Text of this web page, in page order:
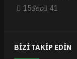
15Sep 41
BIZI TAKIP EDIN